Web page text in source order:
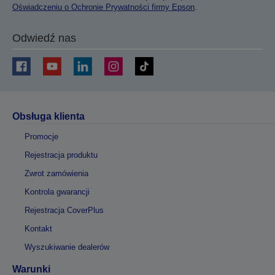
Oświadczeniu o Ochronie Prywatności firmy Epson.
Odwiedź nas
Obsługa klienta
Promocje
Rejestracja produktu
Zwrot zamówienia
Kontrola gwarancji
Rejestracja CoverPlus
Kontakt
Wyszukiwanie dealerów
Warunki